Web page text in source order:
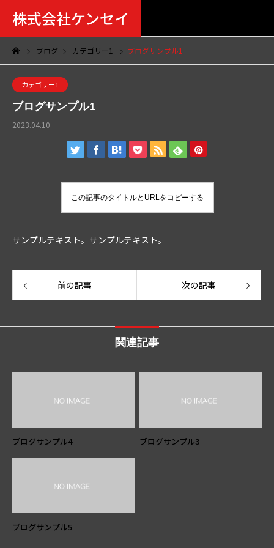
株式会社ケンセイ
ブログ カテゴリー1 ブログサンプル1
カテゴリー1
ブログサンプル1
2023.04.10
この記事のタイトルとURLをコピーする
サンプルテキスト。サンプルテキスト。
前の記事 次の記事
関連記事
ブログサンプル4 ブログサンプル3
ブログサンプル5